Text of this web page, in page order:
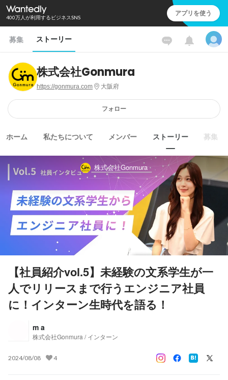
400万人が利用するビジネスSNS アプリを使う
募集 ストーリー
株式会社Gonmura
https://gonmura.com 大阪府
フォロー
ホーム 私たちについて メンバー ストーリー 募集
株式会社Gonmura
【社員紹介vol.5】未経験の文系学生が一
人でリリースまで行うエンジニア社員
に！インターン生時代を語る！
m a
株式会社Gonmura / インターン
2024/08/08 4